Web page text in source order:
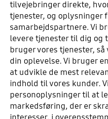
tilvejebringer direkte,
tjenester, og oplysninger
samarbejdspartnere. Vi
levere tjenester til dig og
bruger vores tjenester,
din oplevelse. Vi bruger
at udvikle de mest
indhold til vores kunder.
personoplysninger til at
markedsføring, der er